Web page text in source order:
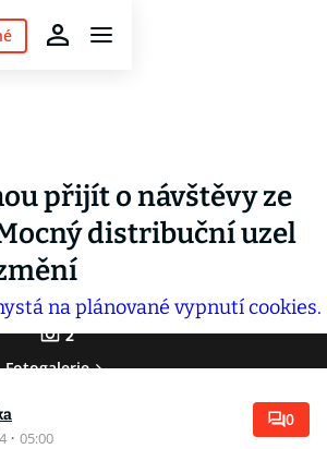
přijít o návštěvy ze
distribuční uzel
2
Fotogalerie
· 05:00
0